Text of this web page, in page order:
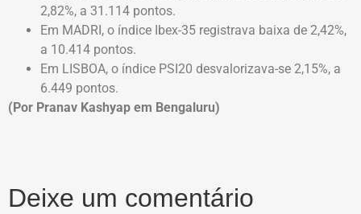
2,82%, a 31.114 pontos.
Em MADRI, o índice Ibex-35 registrava baixa de 2,42%,
a 10.414 pontos.
Em LISBOA, o índice PSI20 desvalorizava-se 2,15%, a
6.449 pontos.
(Por Pranav Kashyap em Bengaluru)
Deixe um comentário